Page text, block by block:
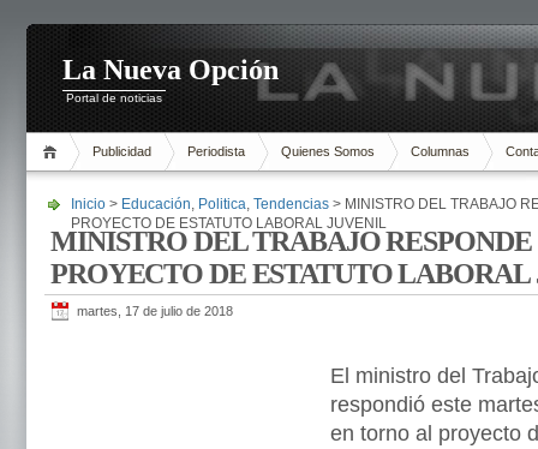
La Nueva Opción
Portal de noticias
Publicidad Periodista Quienes Somos Columnas
Inicio > Educación, Politica, Tendencias > MINISTRO DEL TRABAJO
PROYECTO DE ESTATUTO LABORAL JUVENIL
MINISTRO DEL TRABAJO
PROYECTO DE ESTATUTO
martes, 17 de julio de 2018
El ministro del
respondió este
en torno al proyecto